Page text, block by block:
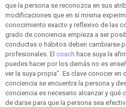
que la persona se reconozca en sus
modificaciones que en sí misma
conocimiento exacto y reflexivo de las
grado de conciencia empieza a ser
conductas o hábitos deben cambiarse
profesionales. El coach hace suya la
puedes hacer por los demás no es
ver la suya propia”. Es clave conocer en
conciencia se encuentra la persona y
conciencia es necesario alcanzar y qué
de darse para que la persona sea